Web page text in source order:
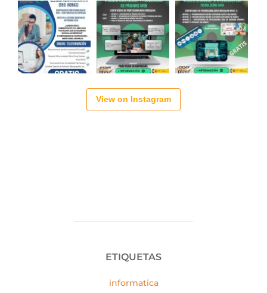
View on Instagram
ETIQUETAS
informatica